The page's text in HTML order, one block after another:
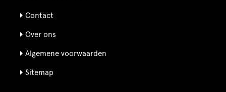
Contact
Over ons
Algemene voorwaarden
Sitemap